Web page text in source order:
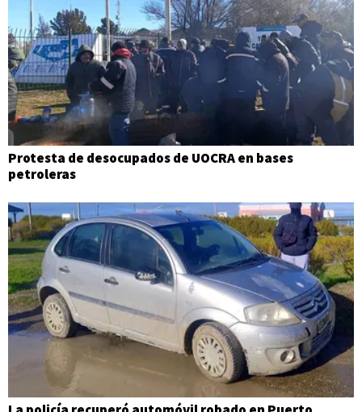
Protesta de desocupados de UOCRA en bases
petroleras